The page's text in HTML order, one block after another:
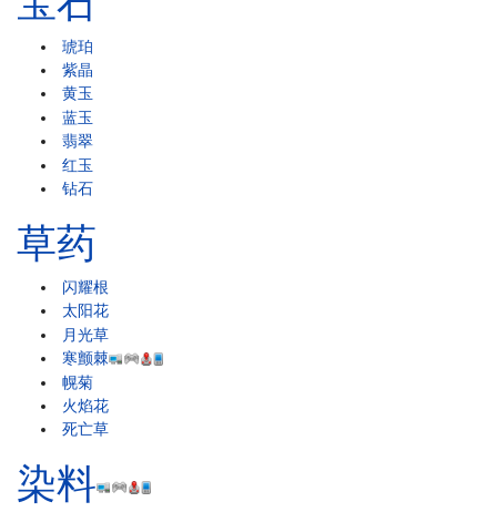
琥珀
紫晶
黄玉
蓝玉
翡翠
红玉
钻石
草药
闪耀根
太阳花
月光草
寒颤棘
幌菊
火焰花
死亡草
染料